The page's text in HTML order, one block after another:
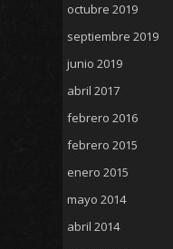
octubre 2019
septiembre 2019
junio 2019
abril 2017
febrero 2016
febrero 2015
enero 2015
mayo 2014
abril 2014